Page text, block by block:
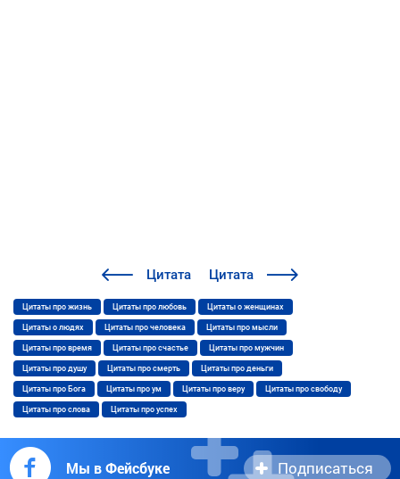
Цитата Цитата
Цитаты про жизнь Цитаты про любовь Цитаты о женщинах
Цитаты о людях Цитаты про человека Цитаты про мысли
Цитаты про время Цитаты про счастье Цитаты про мужчин
Цитаты про душу Цитаты про смерть Цитаты про деньги
Цитаты про Бога Цитаты про ум Цитаты про веру Цитаты про свободу
Цитаты про слова Цитаты про успех
Мы в Фейсбуке Подписаться